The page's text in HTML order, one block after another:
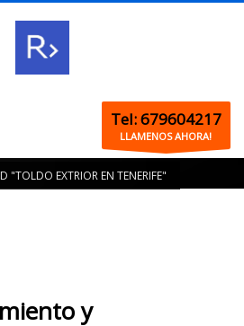
Tel: 679604217
LLAMENOS AHORA!
"TOLDO EXTRIOR EN TENERIFE"
y